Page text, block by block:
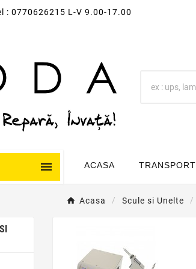
: 0770626215 L-V 9.00-17.00
 ACASA TRANSPORT
Acasa Scule si Unelte